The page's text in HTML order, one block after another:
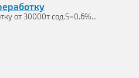
от 30000т сод.S=0.6%...